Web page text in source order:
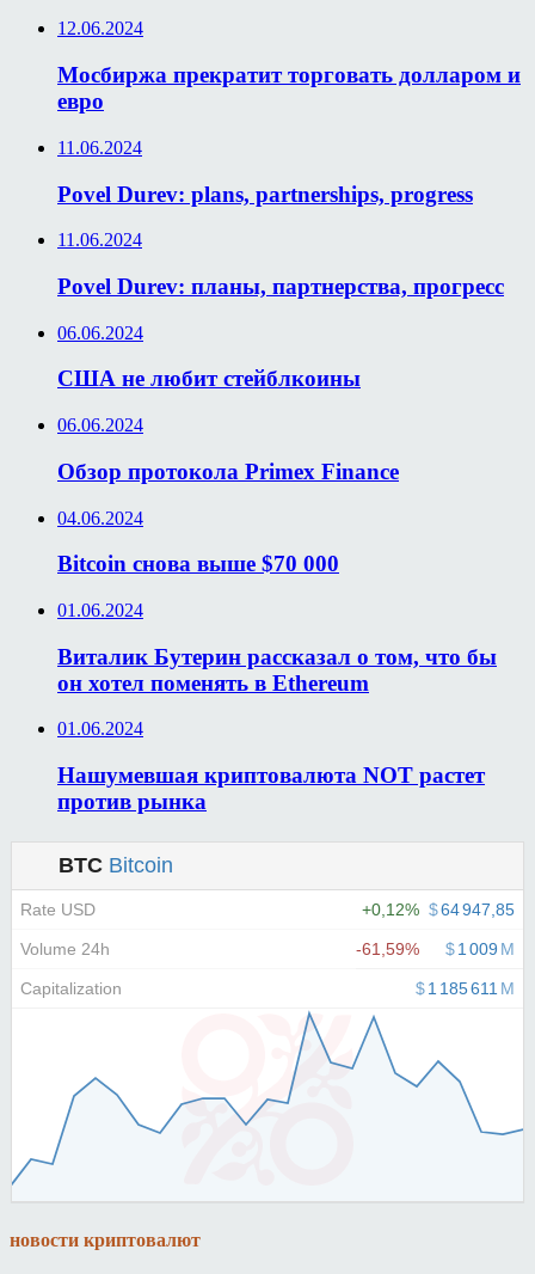
12.06.2024
Мосбиржа прекратит торговать долларом и
евро
11.06.2024
Povel Durev: plans, partnerships, progress
11.06.2024
Povel Durev: планы, партнерства, прогресс
06.06.2024
США не любит стейблкоины
06.06.2024
Обзор протокола Primex Finance
04.06.2024
Bitcoin снова выше $70 000
01.06.2024
Виталик Бутерин рассказал о том, что бы
он хотел поменять в Ethereum
01.06.2024
Нашумевшая криптовалюта NOT растет
против рынка
новости криптовалют